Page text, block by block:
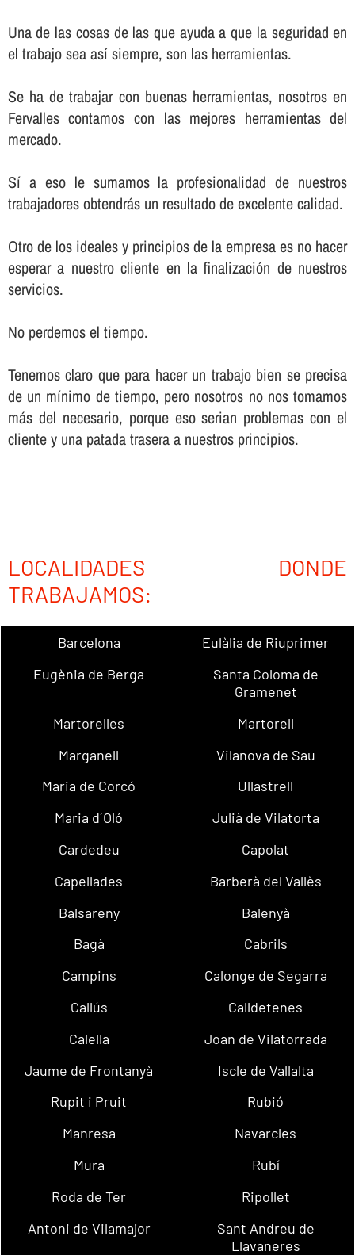
Una de las cosas de las que ayuda a que la seguridad en
el trabajo sea así­ siempre, son las herramientas.
Se ha de trabajar con buenas herramientas, nosotros en
Fervalles contamos con las mejores herramientas del
mercado.
Sí­ a eso le sumamos la profesionalidad de nuestros
trabajadores obtendrás un resultado de excelente calidad.
Otro de los ideales y principios de la empresa es no hacer
esperar a nuestro cliente en la finalización de nuestros
servicios.
No perdemos el tiempo.
Tenemos claro que para hacer un trabajo bien se precisa
de un mí­nimo de tiempo, pero nosotros no nos tomamos
más del necesario, porque eso serian problemas con el
cliente y una patada trasera a nuestros principios.
LOCALIDADES DONDE
TRABAJAMOS:
Barcelona
Eulàlia de Riuprimer
Eugènia de Berga
Santa Coloma de
Gramenet
Martorelles
Martorell
Marganell
Vilanova de Sau
Maria de Corcó
Ullastrell
Maria d´Oló
Julià de Vilatorta
Cardedeu
Capolat
Capellades
Barberà del Vallès
Balsareny
Balenyà
Bagà
Cabrils
Campins
Calonge de Segarra
Callús
Calldetenes
Calella
Joan de Vilatorrada
Jaume de Frontanyà
Iscle de Vallalta
Rupit i Pruit
Rubió
Manresa
Navarcles
Mura
Rubí
Roda de Ter
Ripollet
Antoni de Vilamajor
Sant Andreu de
Llavaneres